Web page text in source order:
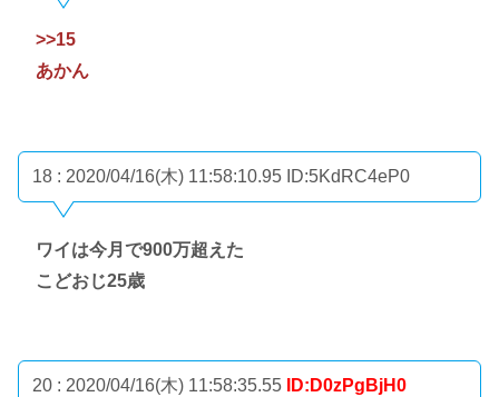
>>15
あかん
18 : 2020/04/16(木) 11:58:10.95 ID:5KdRC4eP0
ワイは今月で900万超えた
こどおじ25歳
20 : 2020/04/16(木) 11:58:35.55 ID:D0zPgBjH0